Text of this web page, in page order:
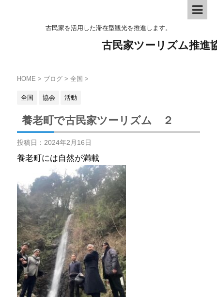
古民家を活用した滞在型観光を推進します。
古民家ツーリズム推進
HOME > ブログ > 全国 >
全国 協会 活動
養老町で古民家ツーリズム ２
投稿日： 2024年2月16日
養老町には自然が満載